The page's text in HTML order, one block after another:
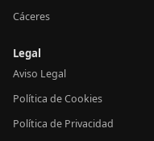
Cáceres
Legal
Aviso Legal
Política de Cookies
Política de Privacidad